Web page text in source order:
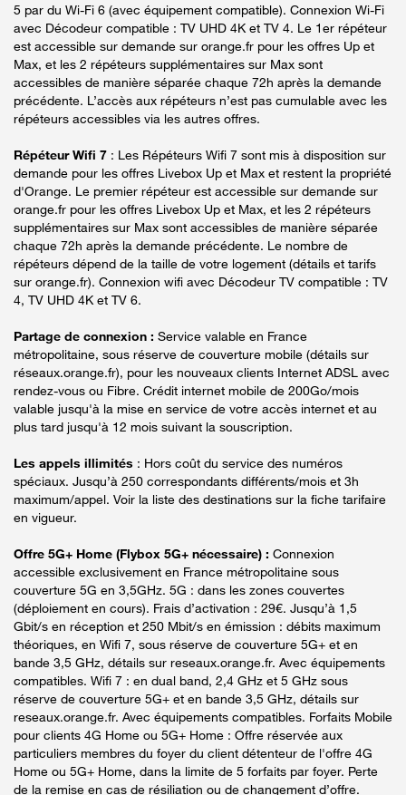
5 par du Wi-Fi 6 (avec équipement compatible). Connexion Wi-Fi
avec Décodeur compatible : TV UHD 4K et TV 4. Le 1er répéteur
est accessible sur demande sur orange.fr pour les offres Up et
Max, et les 2 répéteurs supplémentaires sur Max sont
accessibles de manière séparée chaque 72h après la demande
précédente. L’accès aux répéteurs n’est pas cumulable avec les
répéteurs accessibles via les autres offres.
Répéteur Wifi 7 : Les Répéteurs Wifi 7 sont mis à disposition sur
demande pour les offres Livebox Up et Max et restent la propriété
d'Orange. Le premier répéteur est accessible sur demande sur
orange.fr pour les offres Livebox Up et Max, et les 2 répéteurs
supplémentaires sur Max sont accessibles de manière séparée
chaque 72h après la demande précédente. Le nombre de
répéteurs dépend de la taille de votre logement (détails et tarifs
sur orange.fr). Connexion wifi avec Décodeur TV compatible : TV
4, TV UHD 4K et TV 6.
Partage de connexion : Service valable en France
métropolitaine, sous réserve de couverture mobile (détails sur
réseaux.orange.fr), pour les nouveaux clients Internet ADSL avec
rendez-vous ou Fibre. Crédit internet mobile de 200Go/mois
valable jusqu'à la mise en service de votre accès internet et au
plus tard jusqu'à 12 mois suivant la souscription.
Les appels illimités : Hors coût du service des numéros
spéciaux. Jusqu’à 250 correspondants différents/mois et 3h
maximum/appel. Voir la liste des destinations sur la fiche tarifaire
en vigueur.
Offre 5G+ Home (Flybox 5G+ nécessaire) : Connexion
accessible exclusivement en France métropolitaine sous
couverture 5G en 3,5GHz. 5G : dans les zones couvertes
(déploiement en cours). Frais d’activation : 29€. Jusqu’à 1,5
Gbit/s en réception et 250 Mbit/s en émission : débits maximum
théoriques, en Wifi 7, sous réserve de couverture 5G+ et en
bande 3,5 GHz, détails sur reseaux.orange.fr. Avec équipements
compatibles. Wifi 7 : en dual band, 2,4 GHz et 5 GHz sous
réserve de couverture 5G+ et en bande 3,5 GHz, détails sur
reseaux.orange.fr. Avec équipements compatibles. Forfaits Mobile
pour clients 4G Home ou 5G+ Home : Offre réservée aux
particuliers membres du foyer du client détenteur de l'offre 4G
Home ou 5G+ Home, dans la limite de 5 forfaits par foyer. Perte
de la remise en cas de résiliation ou de changement d’offre.